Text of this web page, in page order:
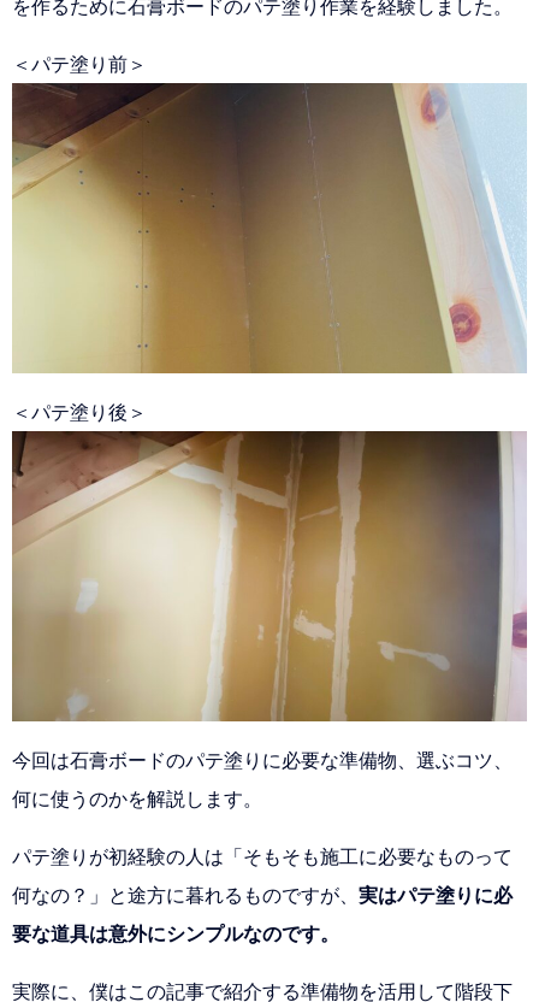
を作るために石膏ボードのパテ塗り作業を経験しました。
＜パテ塗り前＞
＜パテ塗り後＞
今回は石膏ボードのパテ塗りに必要な準備物、選ぶコツ、
何に使うのかを解説します。
パテ塗りが初経験の人は「そもそも施工に必要なものって
何なの？」と途方に暮れるものですが、 実はパテ塗りに必
要な道具は意外にシンプルなのです。
実際に、僕はこの記事で紹介する準備物を活用して階段下